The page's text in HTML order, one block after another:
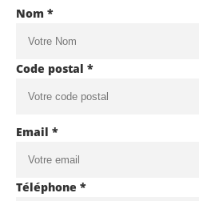
Nom *
Code postal *
Email *
Téléphone *